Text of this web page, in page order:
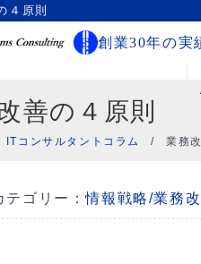
４原則
創業30年の実
善の４原則
ITコンサルタントコラム /業務
テゴリー：情報戦略/業務